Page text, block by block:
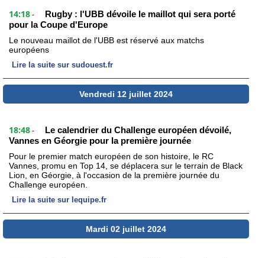
14:18 -
Rugby : l'UBB dévoile le maillot qui sera porté
pour la Coupe d'Europe
Le nouveau maillot de l'UBB est réservé aux matchs
européens
Lire la suite sur sudouest.fr
Vendredi 12 juillet 2024
18:48 -
Le calendrier du Challenge européen dévoilé,
Vannes en Géorgie pour la première journée
Pour le premier match européen de son histoire, le RC
Vannes, promu en Top 14, se déplacera sur le terrain de Black
Lion, en Géorgie, à l'occasion de la première journée du
Challenge européen.
Lire la suite sur lequipe.fr
Mardi 02 juillet 2024